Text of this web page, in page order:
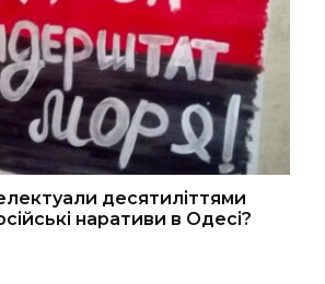
десятиліттями
наративи в Одесі?